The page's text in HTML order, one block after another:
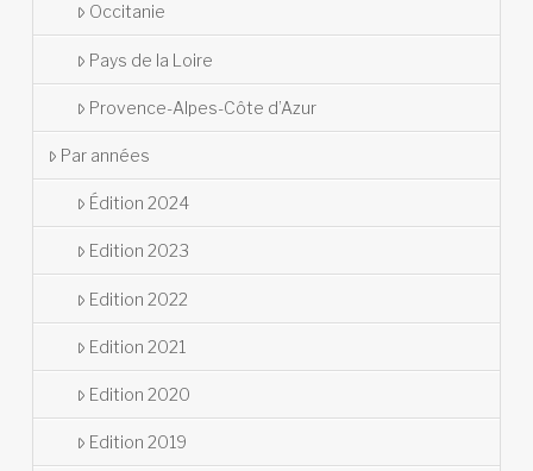
Occitanie
Pays de la Loire
Provence-Alpes-Côte d’Azur
Par années
Édition 2024
Edition 2023
Edition 2022
Edition 2021
Edition 2020
Edition 2019